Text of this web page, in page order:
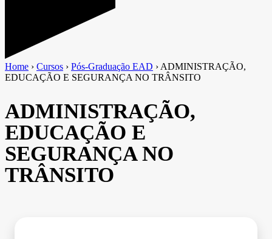
Home › Cursos › Pós-Graduação EAD › ADMINISTRAÇÃO,
EDUCAÇÃO E SEGURANÇA NO TRÂNSITO
ADMINISTRAÇÃO,
EDUCAÇÃO E
SEGURANÇA NO
TRÂNSITO